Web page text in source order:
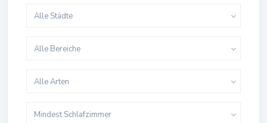
Alle Städte
Alle Bereiche
Alle Arten
Mindest Schlafzimmer